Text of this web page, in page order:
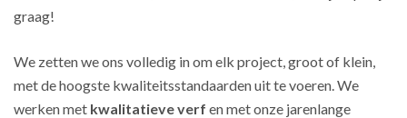
graag!
We zetten we ons volledig in om elk project, groot of klein,
met de hoogste kwaliteitsstandaarden uit te voeren. We
werken met kwalitatieve verf en met onze jarenlange